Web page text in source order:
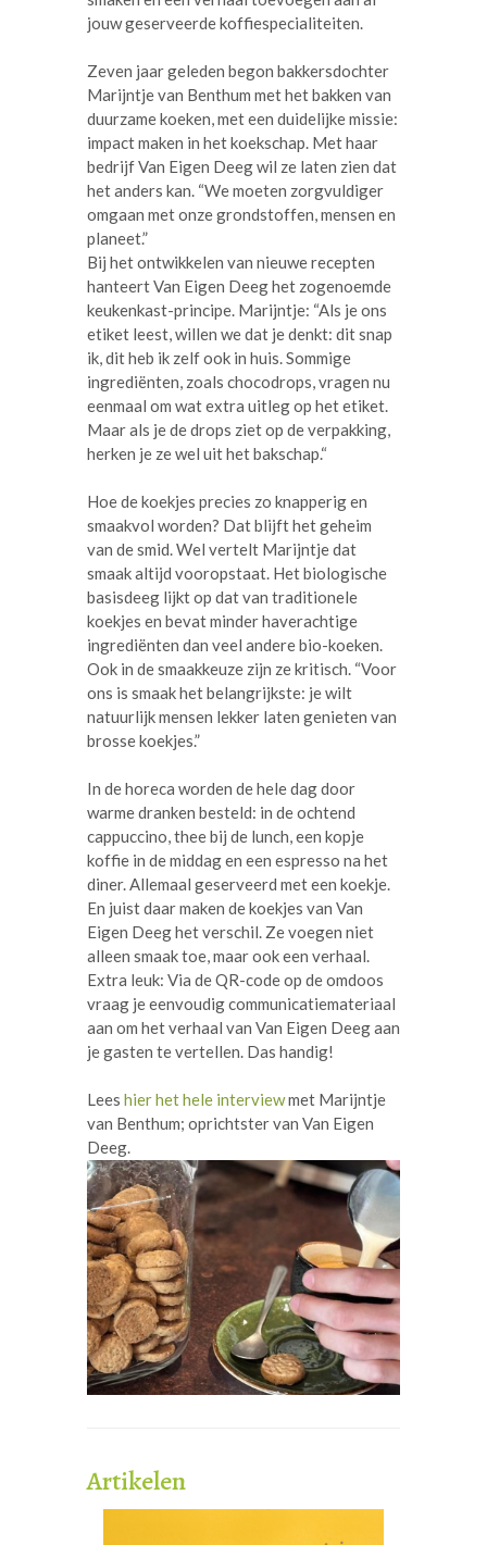
jouw geserveerde koffiespecialiteiten.
Zeven jaar geleden begon bakkersdochter
Marijntje van Benthum met het bakken van
duurzame koeken, met een duidelijke missie:
impact maken in het koekschap. Met haar
bedrijf Van Eigen Deeg wil ze laten zien dat
het anders kan. “We moeten zorgvuldiger
omgaan met onze grondstoffen, mensen en
planeet.”
Bij het ontwikkelen van nieuwe recepten
hanteert Van Eigen Deeg het zogenoemde
keukenkast-principe. Marijntje: “Als je ons
etiket leest, willen we dat je denkt: dit snap
ik, dit heb ik zelf ook in huis. Sommige
ingrediënten, zoals chocodrops, vragen nu
eenmaal om wat extra uitleg op het etiket.
Maar als je de drops ziet op de verpakking,
herken je ze wel uit het bakschap.“
Hoe de koekjes precies zo knapperig en
smaakvol worden? Dat blijft het geheim
van de smid. Wel vertelt Marijntje dat
smaak altijd vooropstaat. Het biologische
basisdeeg lijkt op dat van traditionele
koekjes en bevat minder haverachtige
ingrediënten dan veel andere bio-koeken.
Ook in de smaakkeuze zijn ze kritisch. “Voor
ons is smaak het belangrijkste: je wilt
natuurlijk mensen lekker laten genieten van
brosse koekjes.”
In de horeca worden de hele dag door
warme dranken besteld: in de ochtend
cappuccino, thee bij de lunch, een kopje
koffie in de middag en een espresso na het
diner. Allemaal geserveerd met een koekje.
En juist daar maken de koekjes van Van
Eigen Deeg het verschil. Ze voegen niet
alleen smaak toe, maar ook een verhaal.
Extra leuk: Via de QR-code op de omdoos
vraag je eenvoudig communicatiemateriaal
aan om het verhaal van Van Eigen Deeg aan
je gasten te vertellen. Das handig!
Lees hier het hele interviewmet Marijntje
van Benthum; oprichtster van Van Eigen
Deeg.
Artikelen